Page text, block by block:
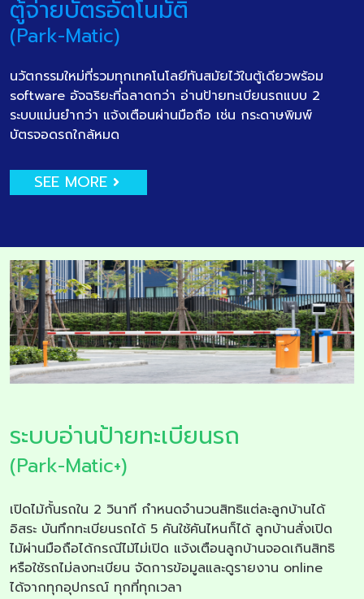
ตู้จ่ายบัตรอัตโนมัติ
(Park-Matic)
นวัตกรรมใหม่ที่รวมทุกเทคโนโลยีทันสมัยไว้ในตู้เดียวพร้อม
software อัจฉริยะที่ฉลาดกว่า อ่านป้ายทะเบียนรถแบบ 2
ระบบแม่นยำกว่า แจ้งเตือนผ่านมือถือ เช่น กระดาษพิมพ์
บัตรจอดรถใกล้หมด
SEE MORE
ระบบอ่านป้ายทะเบียนรถ
(Park-Matic+)
เปิดไม้กั้นรถใน 2 วินาที กำหนดจำนวนสิทธิแต่ละลูกบ้านได้
อิสระ บันทึกทะเบียนรถได้ 5 คันใช้คันไหนก็ได้ ลูกบ้านสั่งเปิด
ไม้ผ่านมือถือได้กรณีไม้ไม่เปิด แจ้งเตือนลูกบ้านจอดเกินสิทธิ
หรือใช้รถไม่ลงทะเบียน จัดการข้อมูลและดูรายงาน online
ได้จากทุกอุปกรณ์ ทุกที่ทุกเวลา